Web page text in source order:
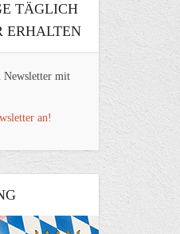
TÄGLICH
ERHALTEN
Newsletter mit
an!